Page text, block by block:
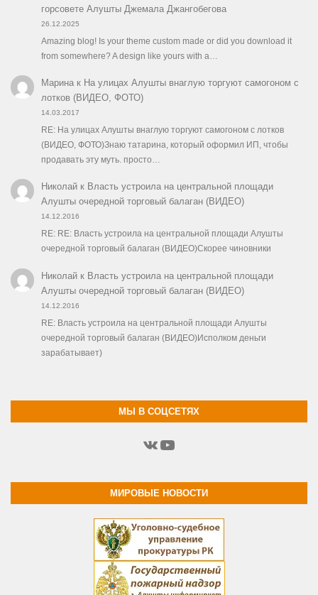
горсовете Алушты Джемала Джангобегова
26.12.2025
Amazing blog! Is your theme custom made or did you download it
from somewhere? A design like yours with a…
Маринак На улицах Алушты внаглую торгуют самогоном с
лотков (ВИДЕО, ФОТО)
14.03.2017
RE: На улицах Алушты внаглую торгуют самогоном с лотков
(ВИДЕО, ФОТО)Знаю татарина, который оформил ИП, чтобы
продавать эту муть. просто…
Николайк Власть устроила на центральной площади
Алушты очередной торговый балаган (ВИДЕО)
14.12.2016
RE: RE: Власть устроила на центральной площади Алушты
очередной торговый балаган (ВИДЕО)Скорее чиновники
Николайк Власть устроила на центральной площади
Алушты очередной торговый балаган (ВИДЕО)
14.12.2016
RE: Власть устроила на центральной площади Алушты
очередной торговый балаган (ВИДЕО)Исполком деньги
зарабатывает)
МЫ В СОЦСЕТЯХ
ВКонтакте
YouTube
МИРОВЫЕ НОВОСТИ